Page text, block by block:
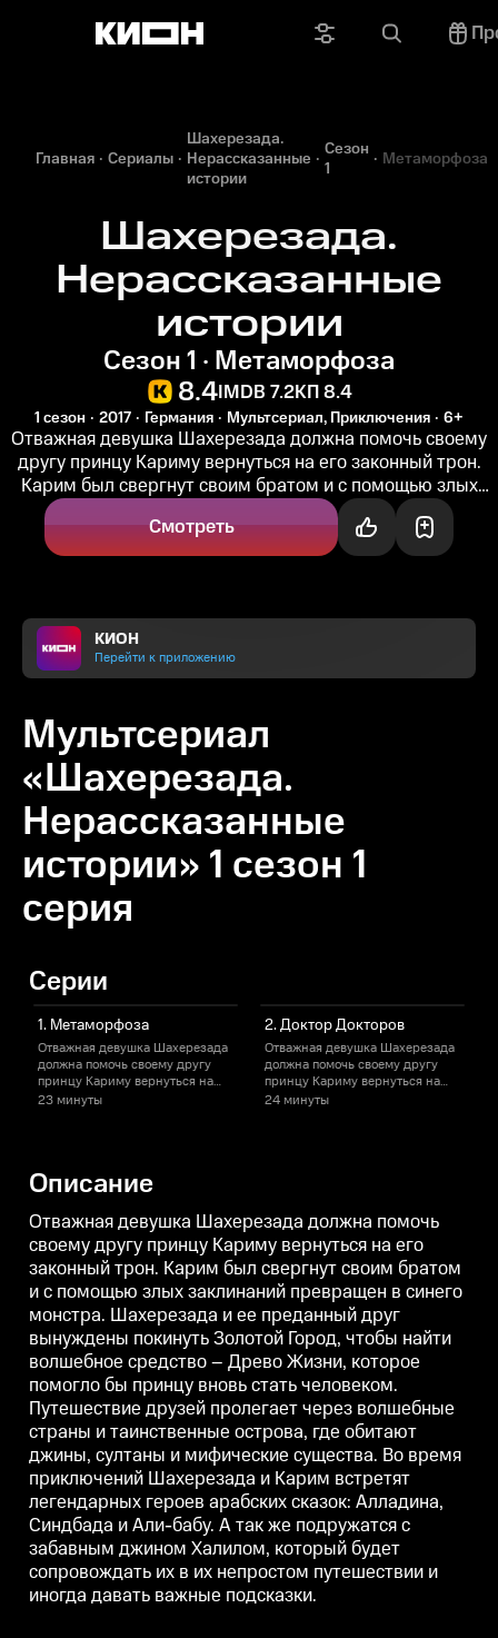
Главная Сериалы
Шахерезада.
Нерассказанные
истории
Сезон
1
Метаморфоза
Шахерезада.
Нерассказанные
истории
Сезон 1 · Метаморфоза
8.4IMDB 7.2КП 8.4
1 сезон 2017 Германия Мультсериал, Приключения 6+
Отважная девушка Шахерезада должна помочь своему
другу принцу Кариму вернуться на его законный трон.
Карим был свергнут своим братом и с помощью злых
заклинаний превращен в...
Смотреть
КИОН
Перейти к приложению
Мультсериал
«Шахерезада.
Нерассказанные
истории» 1 сезон 1
серия
Серии
1. Метаморфоза
Отважная девушка Шахерезада
должна помочь своему другу
принцу Кариму вернуться на
его законный трон. Карим был
друг вынуждены покинуть
Золотой Город, чтобы найти
волшебное средство – Древо
Жизни, которое помогло бы
принцу вновь стать человеком.
Путешествие друзей пролегает
через волшебные страны и
таинственные острова, где
обитают джины, султаны и
мифические существа. Во время
приключений Шахерезада и
Карим встретят легендарных
героев арабских сказок:
Алладина, Синдбада и Али-
бабу. А так же подружатся с
забавным джином Халилом,
который будет сопровождать их
в их непростом путешествии и
иногда давать важные
подсказки.
23 минуты
2. Доктор Докторов
Отважная девушка Шахерезада
должна помочь своему другу
принцу Кариму вернуться на
его законный трон. Карим был
волшебное средство – Древо
Жизни, которое помогло бы
принцу вновь стать человеком.
Путешествие друзей пролегает
через волшебные страны и
таинственные острова, где
обитают джины, султаны и
мифические существа. Во время
приключений Шахерезада и
Карим встретят легендарных
героев арабских сказок:
Алладина, Синдбада и Али-
бабу. А так же подружатся с
забавным джином Халилом,
который будет сопровождать их
в их непростом путешествии и
иногда давать важные
подсказки.
24 минуты
Описание
Отважная девушка Шахерезада должна помочь
своему другу принцу Кариму вернуться на его
законный трон. Карим был свергнут своим братом
и с помощью злых заклинаний превращен в синего
монстра. Шахерезада и ее преданный друг
вынуждены покинуть Золотой Город, чтобы найти
волшебное средство – Древо Жизни, которое
помогло бы принцу вновь стать человеком.
Путешествие друзей пролегает через волшебные
страны и таинственные острова, где обитают
джины, султаны и мифические существа. Во время
приключений Шахерезада и Карим встретят
легендарных героев арабских сказок: Алладина,
Синдбада и Али-бабу. А так же подружатся с
забавным джином Халилом, который будет
сопровождать их в их непростом путешествии и
иногда давать важные подсказки.